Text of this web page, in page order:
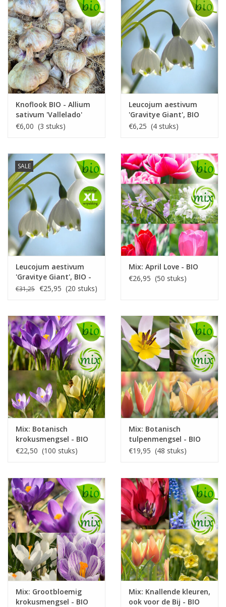
Knoflook BIO - Allium
sativum 'Vallelado'
€6,00 (3 stuks)
Leucojum aestivum
'Gravitye Giant', BIO
€6,25 (4 stuks)
SALE
Leucojum aestivum
'Gravitye Giant', BIO -
XL voordeelverpakking
€31,25 €25,95 (20 stuks)
Mix: April Love - BIO
€26,95 (50 stuks)
Mix: Botanisch
krokusmengsel - BIO
€22,50 (100 stuks)
Mix: Botanisch
tulpenmengsel - BIO
€19,95 (48 stuks)
Mix: Grootbloemig
krokusmengsel - BIO
Mix: Knallende kleuren,
ook voor de Bij - BIO